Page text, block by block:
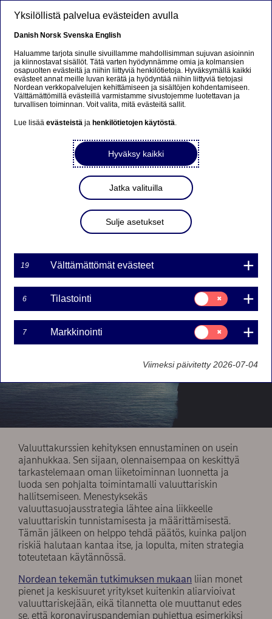
Valuuttamarkkinat
Mitä tehdä yrityksen
valuuttariskille? Kysy nämä
kolme kysymystä itseltäsi
23-09-2021
Valuuttakurssimuutosten vaikutusta
liiketoiminnalle voi olla vaikea hahmottaa.
Ottamalla tietyt asiat haltuun, voit parantaa
joiden avulla pääset alkuun.
Valuuttakurssien kehityksen ennustaminen on usein
ajanhukkaa. Sen sijaan, olennaisempaa on keskittyä
tarkastelemaan oman liiketoiminnan luonnetta ja
luoda sen pohjalta toimintamalli valuuttariskin
hallitsemiseen. Menestyksekäs
valuuttasuojausstrategia lähtee aina liikkeelle
valuuttariskin tunnistamisesta ja määrittämisestä.
Tämän jälkeen on helppo tehdä päätös, kuinka paljon
riskiä halutaan kantaa itse, ja lopulta, miten strategia
toteutetaan käytännössä.
Nordean tekemän tutkimuksen mukaan liian monet
pienet ja keskisuuret yritykset kuitenkin aliarvioivat
valuuttariskejään, eikä tilannetta ole muuttanut edes
se, että koronaviruspandemian puhjettua esimerkiksi
Yksilöllistä palvelua evästeiden avulla
Danish Norsk Svenska English
Haluamme tarjota sinulle sivuillamme mahdollisimman sujuvan asioinnin
ja kiinnostavat sisällöt. Tätä varten hyödynnämme omia ja kolmansien
osapuolten evästeitä ja niihin liittyviä henkilötietoja. Hyväksymällä kaikki
evästeet annat meille luvan kerätä ja hyödyntää niihin liittyviä tietojasi
Nordean verkkopalvelujen kehittämiseen ja sisältöjen kohdentamiseen.
Välttämättömillä evästeillä varmistamme sivustojemme luotettavan ja
turvallisen toiminnan. Voit valita, mitä evästeitä sallit.
Lue lisääevästeistä ja henkilötietojen käytöstä.
Hyväksy kaikki
Jatka valituilla
Sulje asetukset
19 Välttämättömät evästeet
6 Tilastointi
Suostumusvalinta:
Tilastointi
7 Markkinointi
Suostumusvalinta:
Markkinointi
Viimeksi päivitetty 2026-07-04